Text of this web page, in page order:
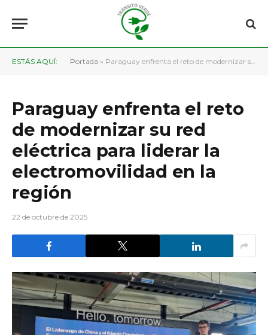
ESTÁS AQUÍ: Portada » Paraguay enfrenta el reto de modernizar su red eléctrica para liderar la electromovilidad en la región
Paraguay enfrenta el reto
de modernizar su red
eléctrica para liderar la
electromovilidad en la
región
22 de octubre de 2025